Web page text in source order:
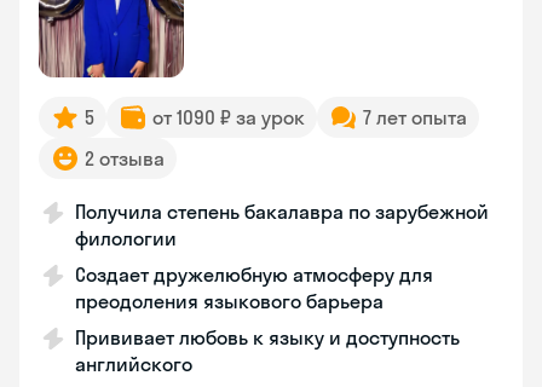
5 от 1090 ₽ за урок
7 лет опыта
2 отзыва
Получила степень бакалавра по зарубежной
филологии
Создает дружелюбную атмосферу для
преодоления языкового барьера
Прививает любовь к языку и доступность
английского